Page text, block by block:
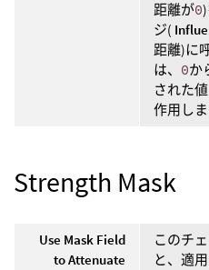
距離が0
ジ(
距離)に
は、 0か
された値
作用しま
Strength Mask
Use Mask Field
to Attenuate
このチ
と、適